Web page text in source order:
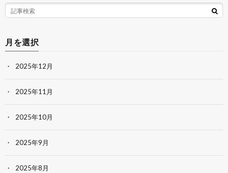
月を選択
2025年12月
2025年11月
2025年10月
2025年9月
2025年8月